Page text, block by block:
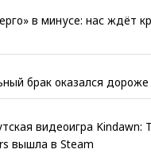
в минусе: нас ждёт
брак оказался
видеоигра Kindawn:
вышла в Steam